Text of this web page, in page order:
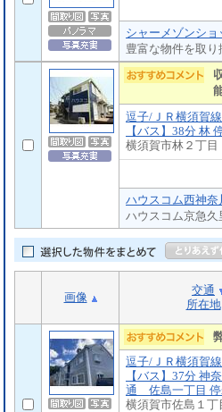
シャーメゾンシ
豊富な物件を取
逗子/ＪＲ横須賀線
【バス】38分 林
横須賀市林２丁目
ハウスコム西神
ハウスコム京急久
画像
交通
所在地
逗子/ＪＲ横須賀線
【バス】37分 神
通 佐島一丁目 停
横須賀市佐島１丁